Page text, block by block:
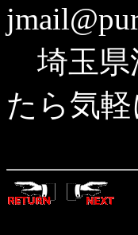
埼玉県
たら気